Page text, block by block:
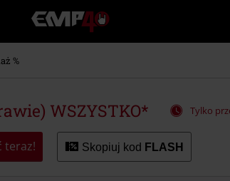
EMP
-
Merch
Seriali
Gier
%
WSZYSTKO* Tylko
teraz! Skopiuj kod FLASH